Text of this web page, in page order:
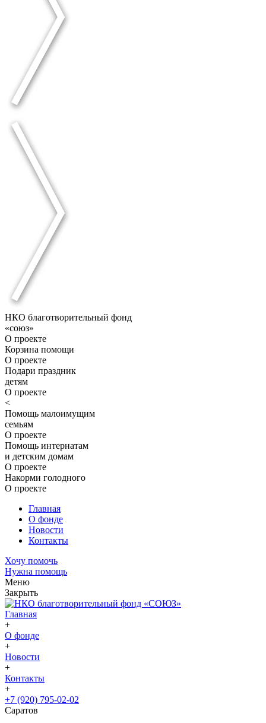
НКО благотворительный фонд
«союз»
О проекте
Корзина помощи
О проекте
Подари праздник
детям
О проекте
<
Помощь малоимущим
семьям
О проекте
Помощь интернатам
и детским домам
О проекте
Накорми голодного
О проекте
Главная
О фонде
Новости
Контакты
Хочу помочь
Нужна помощь
Меню
Закрыть
Главная
+
О фонде
+
Новости
+
Контакты
+
+7 (920) 795-02-02
Саратов